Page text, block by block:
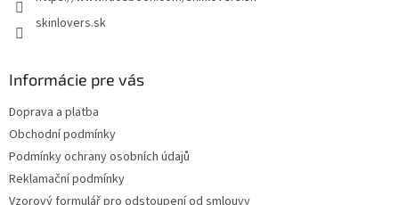
skinlovers.sk
Informácie pre vás
Doprava a platba
Obchodní podmínky
Podmínky ochrany osobních údajů
Reklamační podmínky